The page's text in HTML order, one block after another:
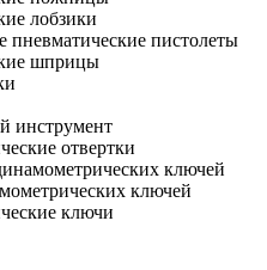
лобзики
пистолеты
шприцы
инструмент
отвертки
ключей
ключей
ключи